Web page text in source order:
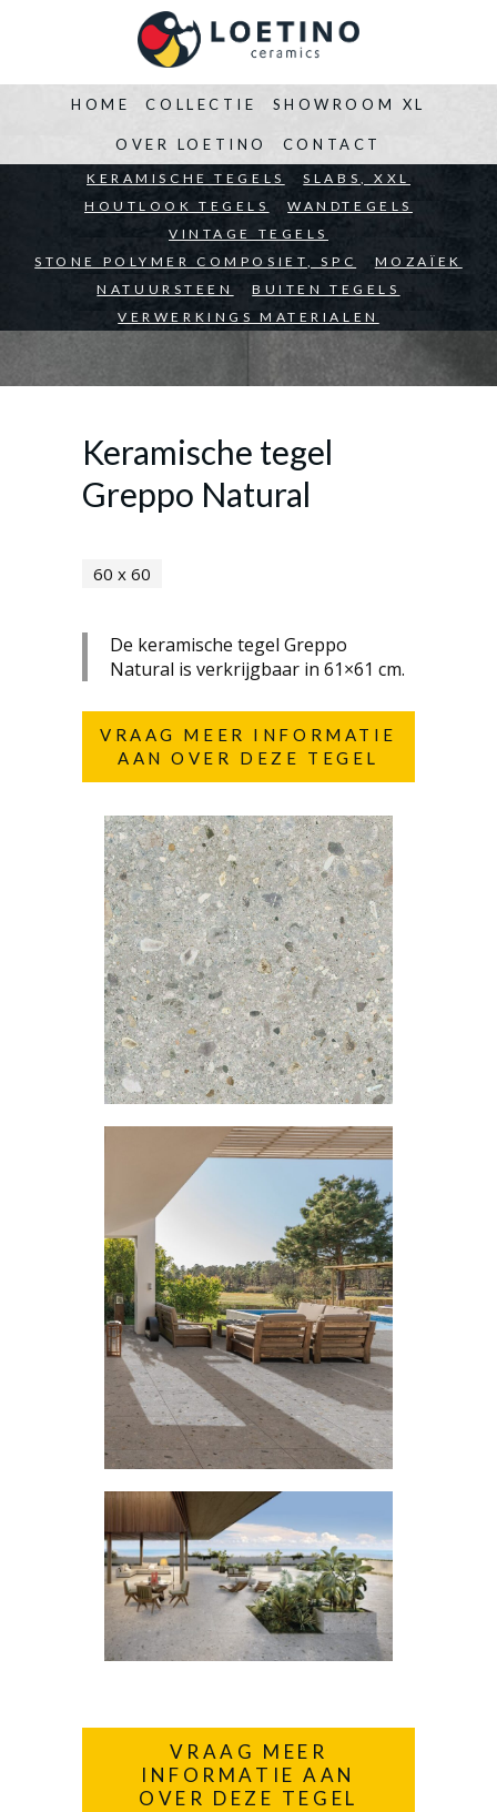
HOME
BEDRIJVEN ARCHITECTEN PARTICULIEREN
COLLECTIE
KERAMISCHE TEGELS
SLABS, XXL
HOUTLOOK TEGELS
WANDTEGELS
VINTAGE TEGELS
STONE POLYMER COMPOSIET, SPC
MOZAÏEK
NATUURSTEEN
BUITEN TEGELS
VERWERKINGS MATERIALEN
SHOWROOM XL
OVER LOETINO CONTACT
Keramische tegel
Greppo Natural
60 x 60
De keramische tegel Greppo
Natural is verkrijgbaar in 61×61 cm.
VRAAG MEER INFORMATIE
AAN OVER DEZE TEGEL
VRAAG MEER
INFORMATIE AAN
OVER DEZE TEGEL